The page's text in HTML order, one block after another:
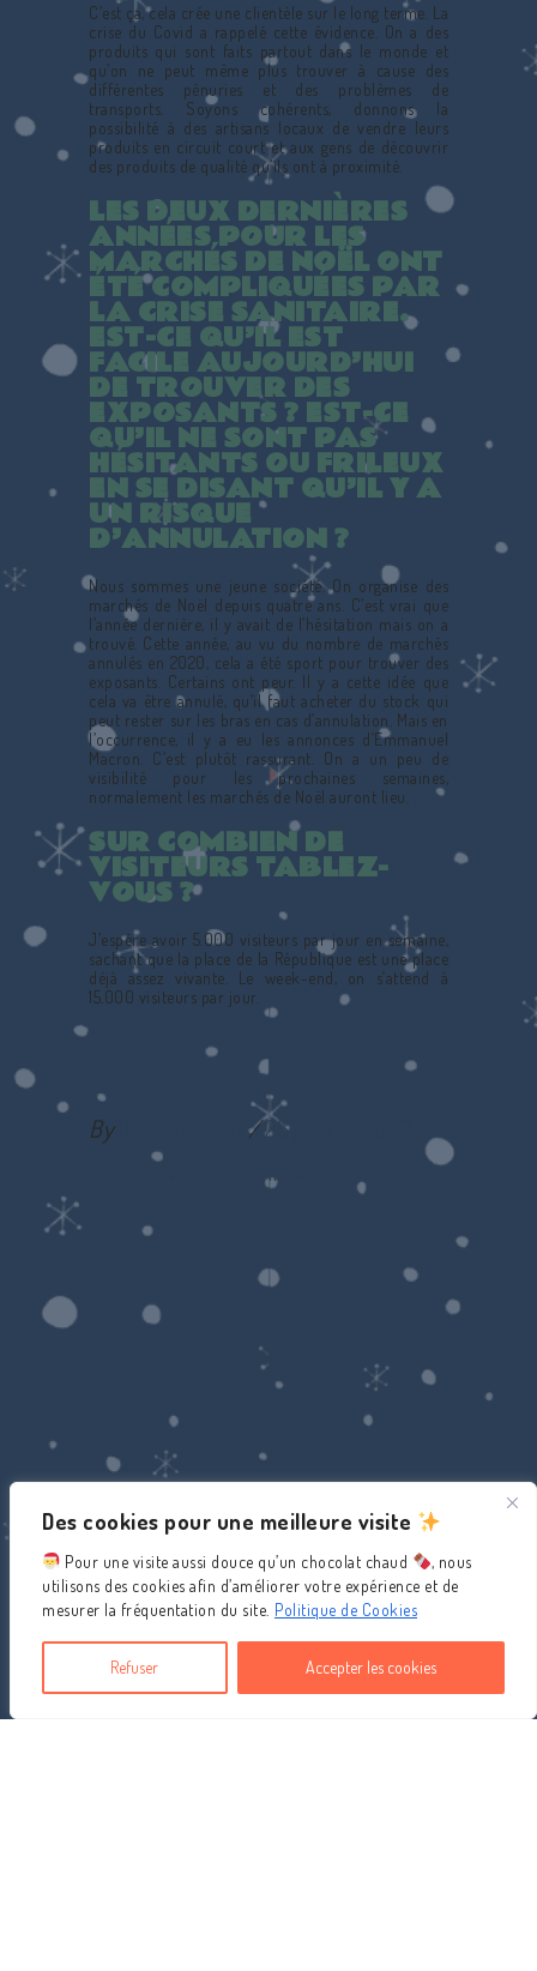
Des cookies pour une meilleure visite
Pour une visite aussi douce qu’un chocolat chaud
, nous
utilisons des cookies afin d’améliorer votre expérience et de
mesurer la fréquentation du site. Politique de Cookies
Refuser Accepter les cookies
C’est ça, cela crée une clientèle sur le long terme. La
crise du Covid a rappelé cette évidence. On a des
produits qui sont faits partout dans le monde et
qu’on ne peut même plus trouver à cause des
différentes pénuries et des problèmes de
transports. Soyons cohérents, donnons la
possibilité à des artisans locaux de vendre leurs
produits en circuit court et aux gens de découvrir
des produits de qualité qu’ils ont à proximité.
LES DEUX DERNIÈRES
ANNÉES POUR LES
MARCHÉS DE NOËL ONT
ÉTÉ COMPLIQUÉES PAR
LA CRISE SANITAIRE.
EST-CE QU’IL EST
FACILE AUJOURD’HUI
DE TROUVER DES
EXPOSANTS ? EST-CE
QU’IL NE SONT PAS
HÉSITANTS OU FRILEUX
EN SE DISANT QU’IL Y A
UN RISQUE
D’ANNULATION ?
Nous sommes une jeune société. On organise des
marchés de Noël depuis quatre ans. C’est vrai que
l’année dernière, il y avait de l’hésitation mais on a
trouvé. Cette année, au vu du nombre de marchés
annulés en 2020, cela a été sport pour trouver des
exposants. Certains ont peur. Il y a cette idée que
cela va être annulé, qu’il faut acheter du stock qui
peut rester sur les bras en cas d’annulation. Mais en
l’occurrence, il y a eu les annonces d’Emmanuel
Macron. C’est plutôt rassurant. On a un peu de
visibilité pour les prochaines semaines,
normalement les marchés de Noël auront lieu.
SUR COMBIEN DE
VISITEURS TABLEZ-
VOUS ?
J’espère avoir 5.000 visiteurs par jour en semaine,
sachant que la place de la République est une place
déjà assez vivante. Le week-end, on s’attend à
15.000 visiteurs par jour.
By
25 janvier 2022
tw lnkd